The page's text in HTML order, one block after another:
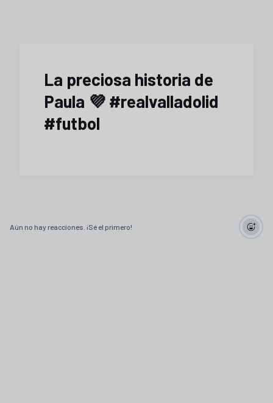
La preciosa historia de
Paula 💜 #realvalladolid
#futbol
Aún no hay reacciones. ¡Sé el primero!